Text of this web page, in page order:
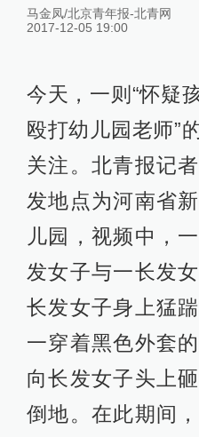
马金凤/北京青年报-北青网
2017-12-05 19:00
今天，一则“怀疑
殴打幼儿园老师”
关注。北青报记
发地点为河南省
儿园，视频中，
发女子与一长发
长发女子身上猛
一穿着黑色外套
向长发女子头上
倒地。在此期间